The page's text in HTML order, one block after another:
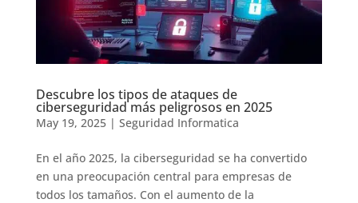
Descubre los tipos de ataques de
ciberseguridad más peligrosos en 2025
May 19, 2025| Seguridad Informatica
En el año 2025, la ciberseguridad se ha convertido
en una preocupación central para empresas de
todos los tamaños. Con el aumento de la